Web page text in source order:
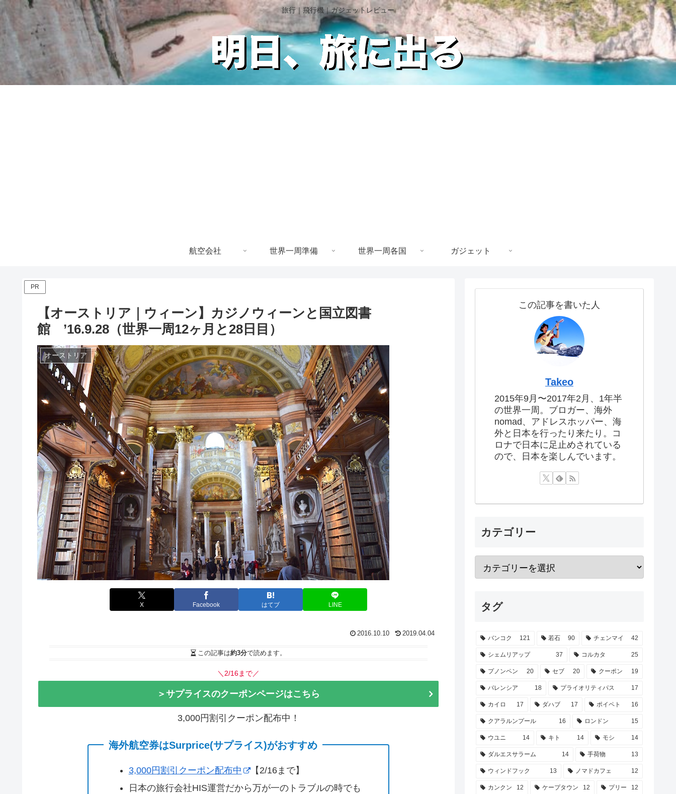
旅行｜飛行機｜ガジェットレビュー
航空会社 世界一周準備 世界一周各国 ガジェット
PR
【オーストリア｜ウィーン】カジノウィーンと国立図書
館 ’16.9.28（世界一周12ヶ月と28日目）
オーストリア
X Facebook はてブ LINE
2016.10.10 2019.04.04
この記事は約3分で読めます。
＼2/16まで／
＞サプライスのクーポンページはこちら
3,000円割引クーポン配布中！
海外航空券はSurprice(サプライス)がおすすめ
3,000円割引クーポン配布中
【2/16まで】
日本の旅行会社HIS運営だから万が一のトラブルの時でも
この記事を書いた人
Takeo
2015年9月〜2017年2月、1年半
の世界一周。ブロガー、海外
nomad、アドレスホッパー、海
外と日本を行ったり来たり。コ
ロナで日本に足止めされている
ので、日本を楽しんでいます。
カテゴリー
タグ
バンコク 121 若石 90 チェンマイ 42
シェムリアップ 37 コルカタ 25
プノンペン 20 セブ 20 クーポン 19
バレンシア 18 プライオリティパス 17
カイロ 17 ダハブ 17 ポイペト 16
クアラルンプール 16 ロンドン 15
ウユニ 14 キト 14 モシ 14
ダルエスサラーム 14 手荷物 13
ウィンドフック 13 ノマドカフェ 12
カンクン 12 ケープタウン 12 プリー 12